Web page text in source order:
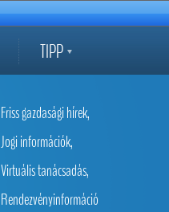
TIPP
Friss gazdasági hírek,
Jogi információk,
Virtuális tanácsadás,
Rendezvényinformáció